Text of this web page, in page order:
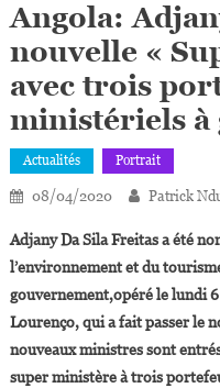
Angola:
nouvelle «
avec trois
ministériels à
Actualités Portrait
08/04/2020 Patrick
Adjany Da Sila Freitas a été
l’environnement et du
gouvernement,opéré le lundi
Lourenço, qui a fait passer le
nouveaux ministres sont
super ministère à trois